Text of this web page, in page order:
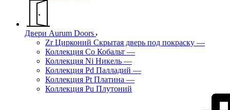
Двери Aurum Doors
Zr Цирконий Скрытая дверь под покраску —
Коллекция Co Кобальт —
Коллекция Ni Никель —
Коллекция Pd Палладий —
Коллекция Pt Платина —
Коллекция Pu Плутоний